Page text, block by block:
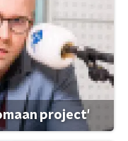
project'